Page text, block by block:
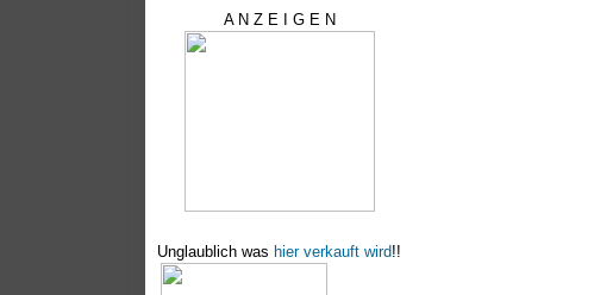
A N Z E I G E N
Unglaublich was hier verkauft wird!!